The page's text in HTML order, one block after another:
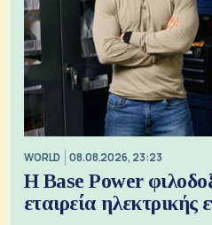
WORLD 08.08.2026, 23:23
Η Base Power
εταιρεία ηλεκτρικής